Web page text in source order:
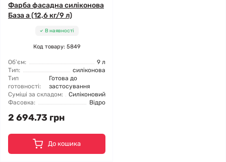
Фарба фасадна силіконова
База а (12,6 кг/9 л)
В наявності
Код товару: 5849
Об'єм:
9 л
Тип:
силіконова
Тип
готовності:
Готова до
застосування
Суміші за складом:
Силіконовий
Фасовка:
Відро
2 694.73 грн
До кошика